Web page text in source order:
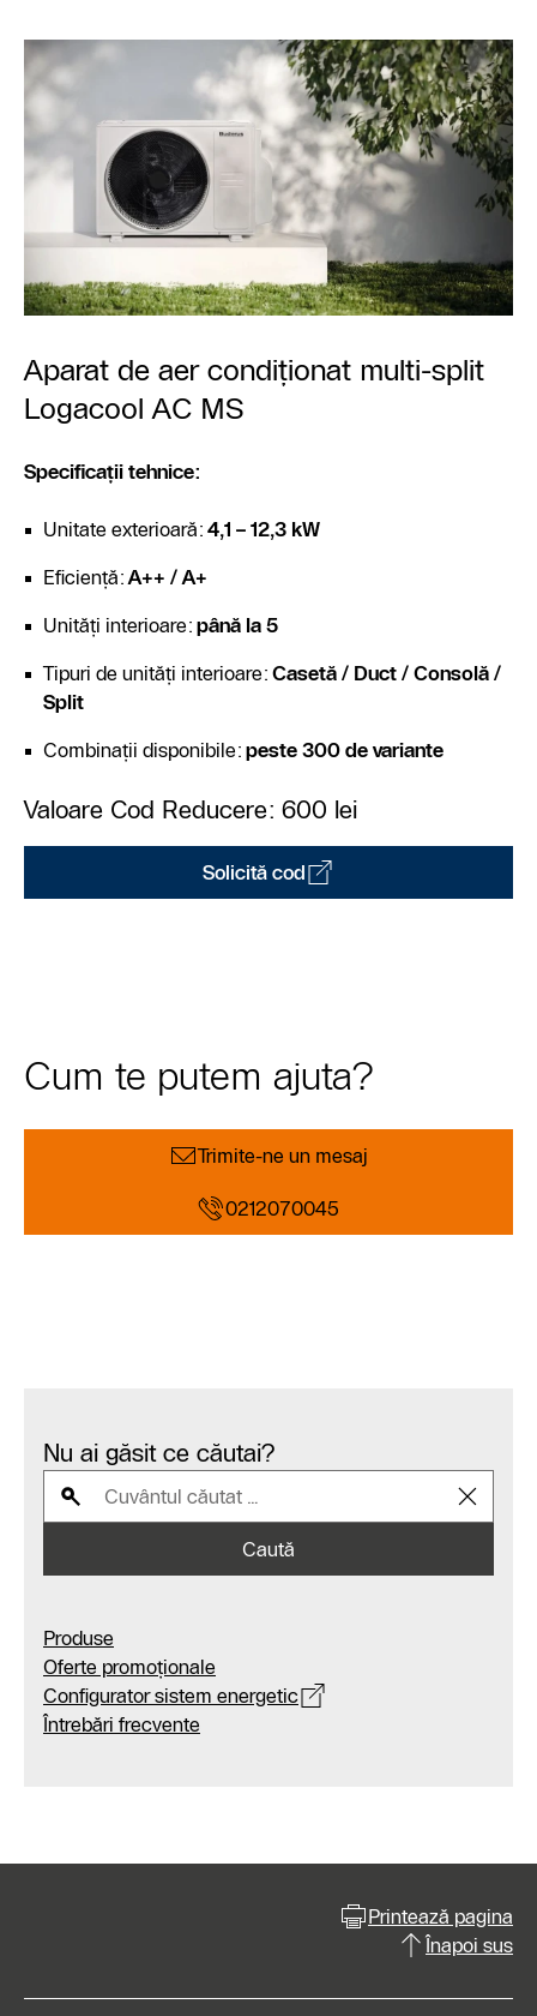
Aparat de aer condiționat multi-split
Logacool AC MS
Specificații tehnice:
Unitate exterioară: 4,1 – 12,3 kW
Eficiență:A++ / A+
Unități interioare: până la 5
Tipuri de unități interioare: Casetă / Duct / Consolă /
Split
Combinații disponibile: peste 300 de variante
Valoare Cod Reducere: 600 lei
Solicită cod
Cum te putem ajuta?
Trimite-ne un mesaj
0212070045
Nu ai găsit ce căutai?
Caută
Produse
Oferte promoționale
Configurator sistem energetic
Întrebări frecvente
Printează pagina
Înapoi sus